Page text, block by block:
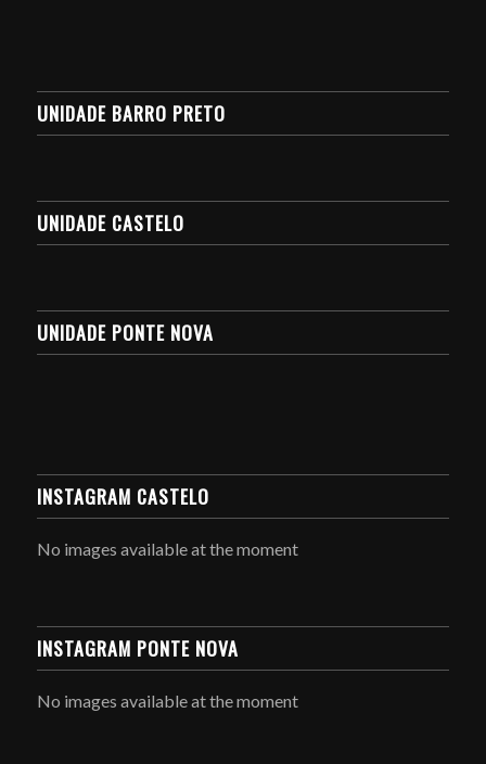
UNIDADE BARRO PRETO
UNIDADE CASTELO
UNIDADE PONTE NOVA
INSTAGRAM CASTELO
No images available at the moment
INSTAGRAM PONTE NOVA
No images available at the moment